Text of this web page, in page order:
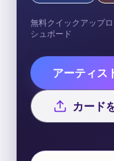
無料クイックアップ
シュボード
アーティス
カード